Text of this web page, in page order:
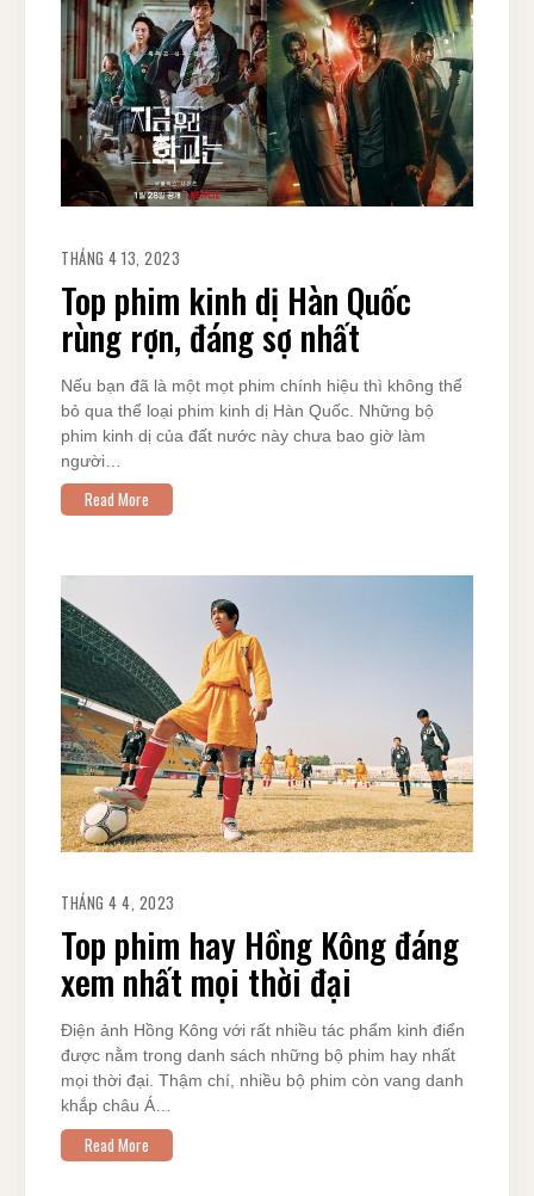
THÁNG 4 13, 2023
Top phim kinh dị Hàn Quốc
rùng rợn, đáng sợ nhất
Nếu bạn đã là một mọt phim chính hiệu thì không thể
bỏ qua thể loại phim kinh dị Hàn Quốc. Những bộ
phim kinh dị của đất nước này chưa bao giờ làm
người…
Read More
THÁNG 4 4, 2023
Top phim hay Hồng Kông đáng
xem nhất mọi thời đại
Điện ảnh Hồng Kông với rất nhiều tác phẩm kinh điển
được nằm trong danh sách những bộ phim hay nhất
mọi thời đại. Thậm chí, nhiều bộ phim còn vang danh
khắp châu Á…
Read More